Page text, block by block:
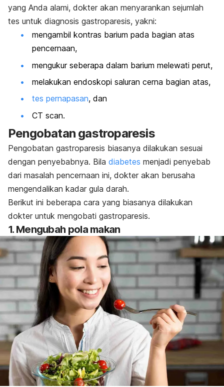
yang Anda alami, dokter akan menyarankan sejumlah
tes untuk diagnosis gastroparesis, yakni:
mengambil kontras barium pada bagian atas
pencernaan,
mengukur seberapa dalam barium melewati perut,
melakukan endoskopi saluran cerna bagian atas,
tes pernapasan, dan
CT scan.
Pengobatan gastroparesis
Pengobatan gastroparesis biasanya dilakukan sesuai
dengan penyebabnya. Bila diabetes menjadi penyebab
dari masalah pencernaan ini, dokter akan berusaha
mengendalikan kadar gula darah.
Berikut ini beberapa cara yang biasanya dilakukan
dokter untuk mengobati gastroparesis.
1. Mengubah pola makan